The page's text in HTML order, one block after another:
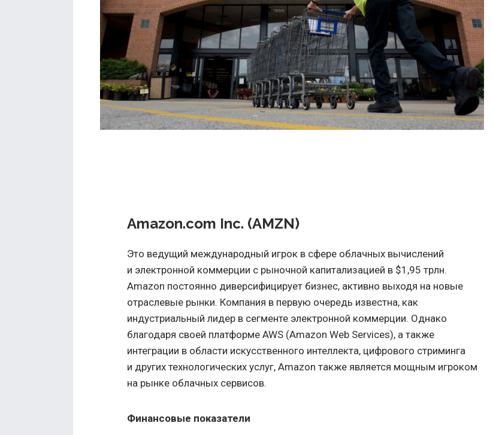
Amazon.com Inc. (AMZN)
Это ведущий международный игрок в сфере облачных вычислений
и электронной коммерции с рыночной капитализацией в $1,95 трлн.
Amazon постоянно диверсифицирует бизнес, активно выходя на новые
отраслевые рынки. Компания в первую очередь известна, как
индустриальный лидер в сегменте электронной коммерции. Однако
благодаря своей платформе AWS (Amazon Web Services), а также
интеграции в области искусственного интеллекта, цифрового стриминга
и других технологических услуг, Amazon также является мощным игроком
на рынке облачных сервисов.
Финансовые показатели